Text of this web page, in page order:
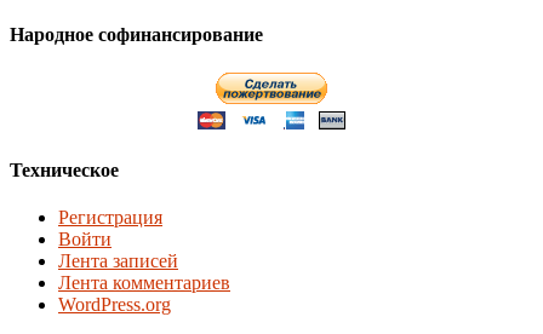
Народное софинансирование
Техническое
Регистрация
Войти
Лента записей
Лента комментариев
WordPress.org